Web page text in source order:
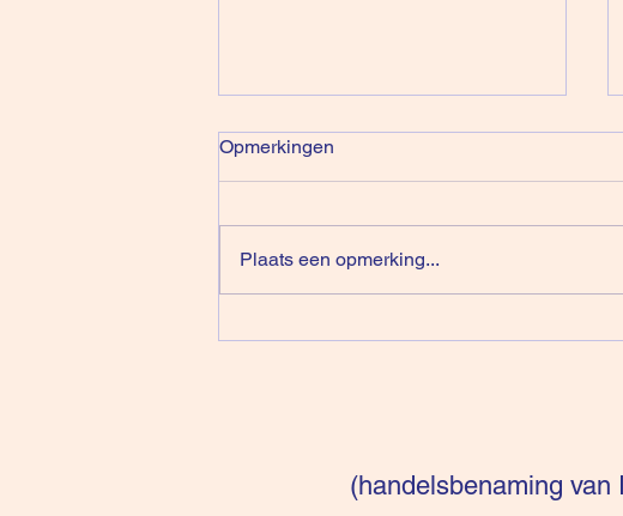
Opmerkingen
Plaats een opmerking...
(handelsbenaming